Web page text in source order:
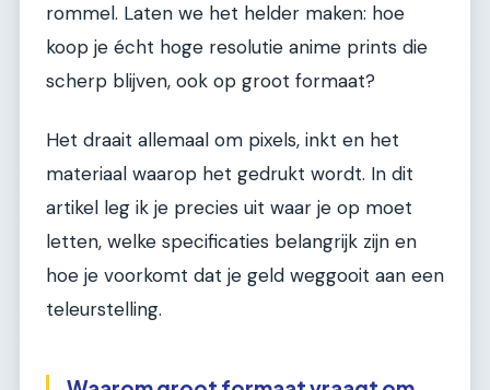
rommel. Laten we het helder maken: hoe
koop je écht hoge resolutie anime prints die
scherp blijven, ook op groot formaat?
Het draait allemaal om pixels, inkt en het
materiaal waarop het gedrukt wordt. In dit
artikel leg ik je precies uit waar je op moet
letten, welke specificaties belangrijk zijn en
hoe je voorkomt dat je geld weggooit aan een
teleurstelling.